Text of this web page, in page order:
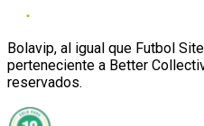
Bolavip, al igual que Futbol
perteneciente a Better
reservados.